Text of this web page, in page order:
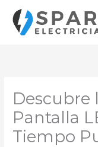
contenido
Descubre
Pantalla
Tiempo